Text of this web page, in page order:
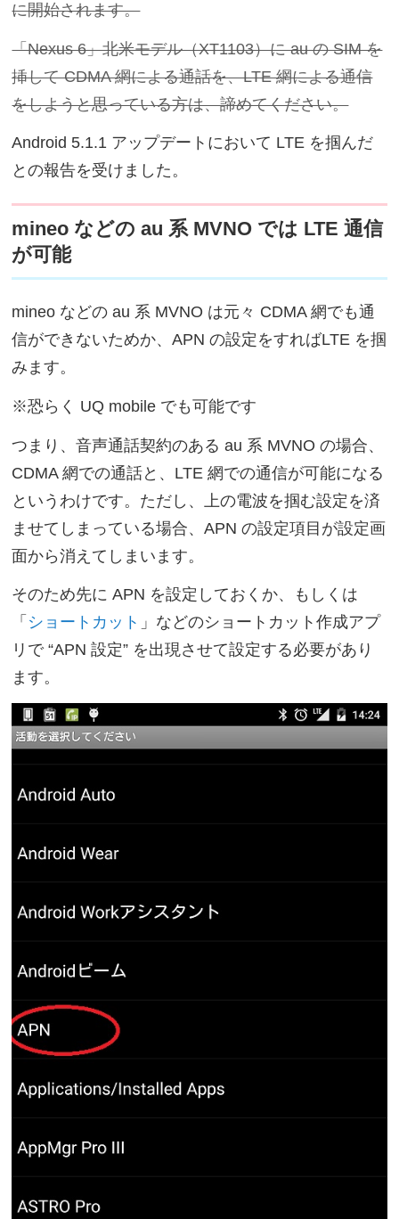
に開始されます。
「Nexus 6」北米モデル（XT1103）に au の SIM を
挿して CDMA 網による通話を、LTE 網による通信
をしようと思っている方は、諦めてください。
Android 5.1.1 アップデートにおいて LTE を掴んだ
との報告を受けました。
mineo などの au 系 MVNO では LTE 通信
が可能
mineo などの au 系 MVNO は元々 CDMA 網でも通
信ができないためか、APN の設定をすればLTE を掴
みます。
※恐らく UQ mobile でも可能です
つまり、音声通話契約のある au 系 MVNO の場合、
CDMA 網での通話と、LTE 網での通信が可能になる
というわけです。ただし、上の電波を掴む設定を済
ませてしまっている場合、APN の設定項目が設定画
面から消えてしまいます。
そのため先に APN を設定しておくか、もしくは
「 ショートカット 」などのショートカット作成アプ
リで “APN 設定” を出現させて設定する必要があり
ます。